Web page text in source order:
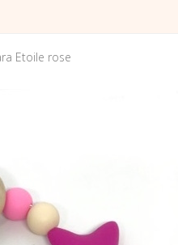
Etoile rose